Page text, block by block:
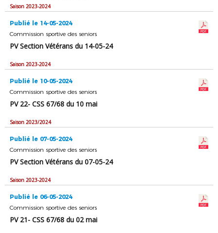
Saison 2023-2024
Publié le 14-05-2024
Commission sportive des seniors
PV Section Vétérans du 14-05-24
Saison 2023-2024
Publié le 10-05-2024
Commission sportive des seniors
PV 22- CSS 67/68 du 10 mai
Saison 2023/2024
Publié le 07-05-2024
Commission sportive des seniors
PV Section Vétérans du 07-05-24
Saison 2023-2024
Publié le 06-05-2024
Commission sportive des seniors
PV 21- CSS 67/68 du 02 mai